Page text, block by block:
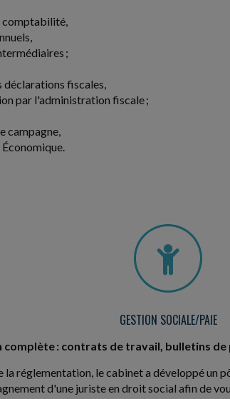
comptabilité,
;
déclarations fiscales,
par l'administration fiscale ;
campagne,
GESTION SOCIALE/PAIE
complète : contrats de travail, bulletins
réglementation, le cabinet a développé un
d'une juriste en droit social afin de